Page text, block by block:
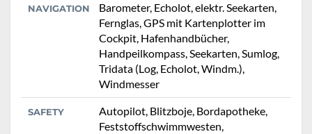
NAVIGATION
Barometer, Echolot, elektr. Seekarten,
Fernglas, GPS mit Kartenplotter im
Cockpit, Hafenhandbücher,
Handpeilkompass, Seekarten, Sumlog,
Tridata (Log, Echolot, Windm.),
Windmesser
SAFETY
Autopilot, Blitzboje, Bordapotheke,
Feststoffschwimmwesten,